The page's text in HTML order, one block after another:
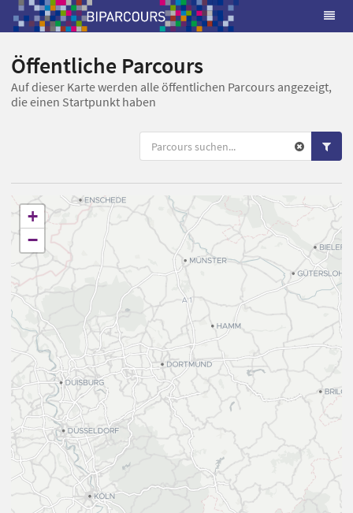
Öffentliche Parcours
Auf dieser Karte werden alle öffentlichen Parcours angezeigt,
die einen Startpunkt haben
+
−